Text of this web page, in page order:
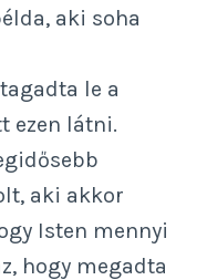
aki soha
le a
ezen látni.
aki akkor
Isten mennyi
hogy megadta